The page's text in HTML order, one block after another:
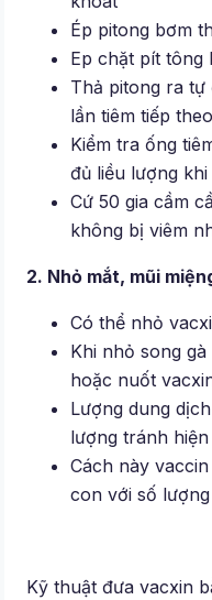
Ép pitong bơm
Ep chặt pít tông
Thả pitong ra
lần tiêm tiếp
Kiểm tra ống
đủ liều lượng khi
Cứ 50 gia cầm
không bị viêm
2. Nhỏ mắt, mũi
Có thể nhỏ
Khi nhỏ song
hoặc nuốt
Lượng dung
lượng tránh
Cách này
con với số
Kỹ thuật đưa vacxin